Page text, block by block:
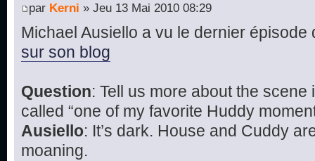
par Kerni » Jeu 13 Mai 2010 08:29
Michael Ausiello a vu le dernier
sur son blog
Question: Tell us more about the
called “one of my favorite Huddy
Ausiello: It’s dark. House and Cuddy
moaning.